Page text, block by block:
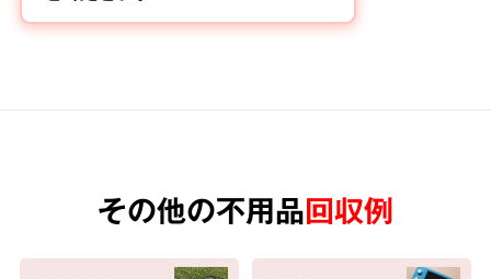
その他の不用品回収例